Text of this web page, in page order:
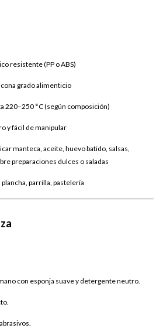
resistente (PP o ABS)
grado alimenticio
220–250 °C (según composición)
y fácil de manipular
manteca, aceite, huevo batido, salsas,
preparaciones dulces o saladas
parrilla, pastelería
con esponja suave y detergente neutro.